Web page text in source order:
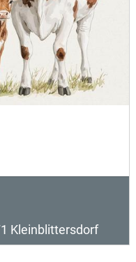
Kleinblittersdorf